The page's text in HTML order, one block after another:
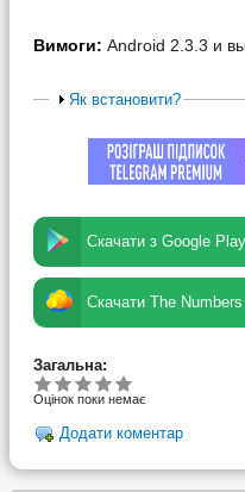
Вимоги: Android 2.3.3 и
Як встановити?
Скачати з Google Play
Скачати The
Загальна:
Оцінок поки немає
Додати коментар